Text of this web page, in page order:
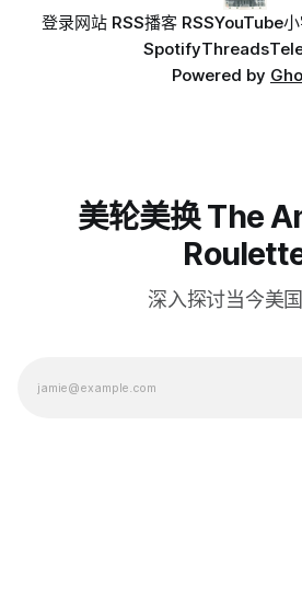
登录网站 RSS播客 RSSYouTube
SpotifyThreads
Powered by
美轮美换 The
深入探讨当今美